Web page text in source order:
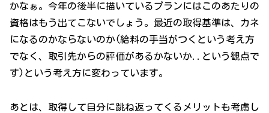
かなぁ。今年の後半に描いているプランにはこのあたりの
資格はもう出てこないでしょう。最近の取得基準は、カネ
になるのかならないのか(給料の手当がつくという考え方
でなく、取引先からの評価があるかないか..という観点で
す)という考え方に変わっています。
あとは、取得して自分に跳ね返ってくるメリットも考慮し